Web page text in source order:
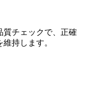
質チェックで、正確
持します。